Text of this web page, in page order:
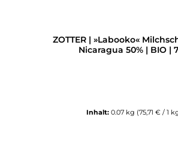
ZOTTER | »Labooko«
Nicaragua 50% | BIO |
Inhalt: 0.07 kg (75,71 € / 1